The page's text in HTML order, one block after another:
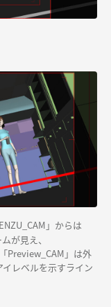
」からは
が見え、
Preview_CAM」は外
レベルを示すライン